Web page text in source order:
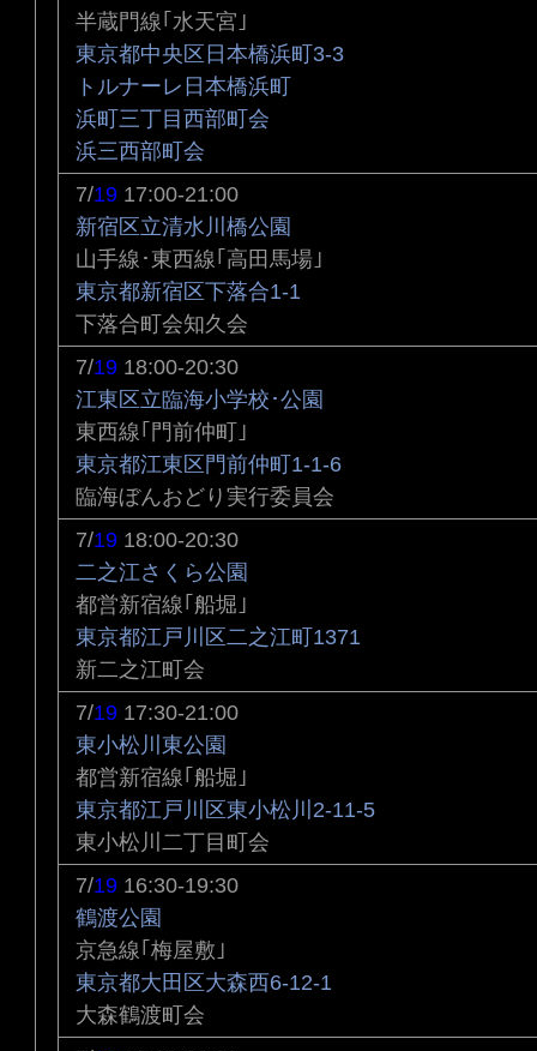
半蔵門線｢水天宮｣
東京都中央区日本橋浜町3-3
トルナーレ日本橋浜町
浜町三丁目西部町会
浜三西部町会
7/19 17:00-21:00
新宿区立清水川橋公園
山手線･東西線｢高田馬場｣
東京都新宿区下落合1-1
下落合町会知久会
7/19 18:00-20:30
江東区立臨海小学校･公園
東西線｢門前仲町｣
東京都江東区門前仲町1-1-6
臨海ぼんおどり実行委員会
7/19 18:00-20:30
二之江さくら公園
都営新宿線｢船堀｣
東京都江戸川区二之江町1371
新二之江町会
7/19 17:30-21:00
東小松川東公園
都営新宿線｢船堀｣
東京都江戸川区東小松川2-11-5
東小松川二丁目町会
7/19 16:30-19:30
鶴渡公園
京急線｢梅屋敷｣
東京都大田区大森西6-12-1
大森鶴渡町会